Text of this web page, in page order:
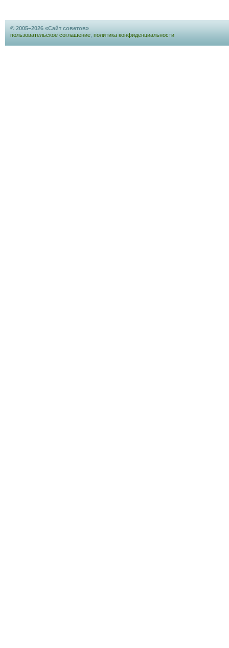
© 2005–2026 «Сайт советов»
пользовательское соглашение политика конфиденциальности